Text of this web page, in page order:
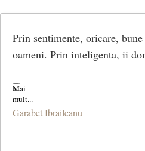
Prin sentimente, oricare,
oameni. Prin inteligenta, ii
Garabet Ibraileanu